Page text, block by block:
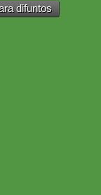
difuntos